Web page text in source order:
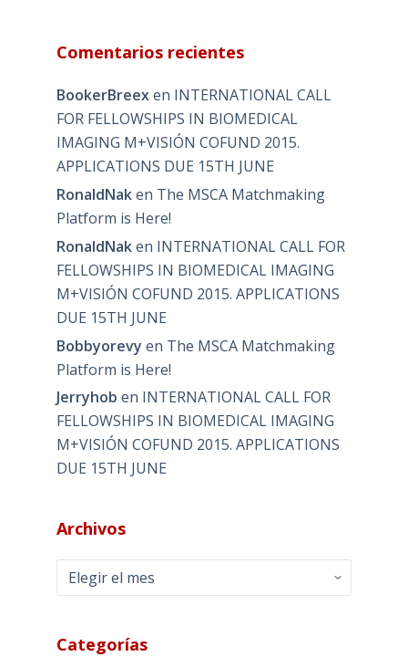
Comentarios recientes
BookerBreexen INTERNATIONAL CALL
FOR FELLOWSHIPS IN BIOMEDICAL
IMAGING M+VISIÓN COFUND 2015.
APPLICATIONS DUE 15TH JUNE
RonaldNaken The MSCA Matchmaking
Platform is Here!
RonaldNaken INTERNATIONAL CALL FOR
FELLOWSHIPS IN BIOMEDICAL IMAGING
M+VISIÓN COFUND 2015. APPLICATIONS
DUE 15TH JUNE
Bobbyorevy en The MSCA Matchmaking
Platform is Here!
Jerryhob en INTERNATIONAL CALL FOR
FELLOWSHIPS IN BIOMEDICAL IMAGING
M+VISIÓN COFUND 2015. APPLICATIONS
DUE 15TH JUNE
Archivos
Archivos
Categorías